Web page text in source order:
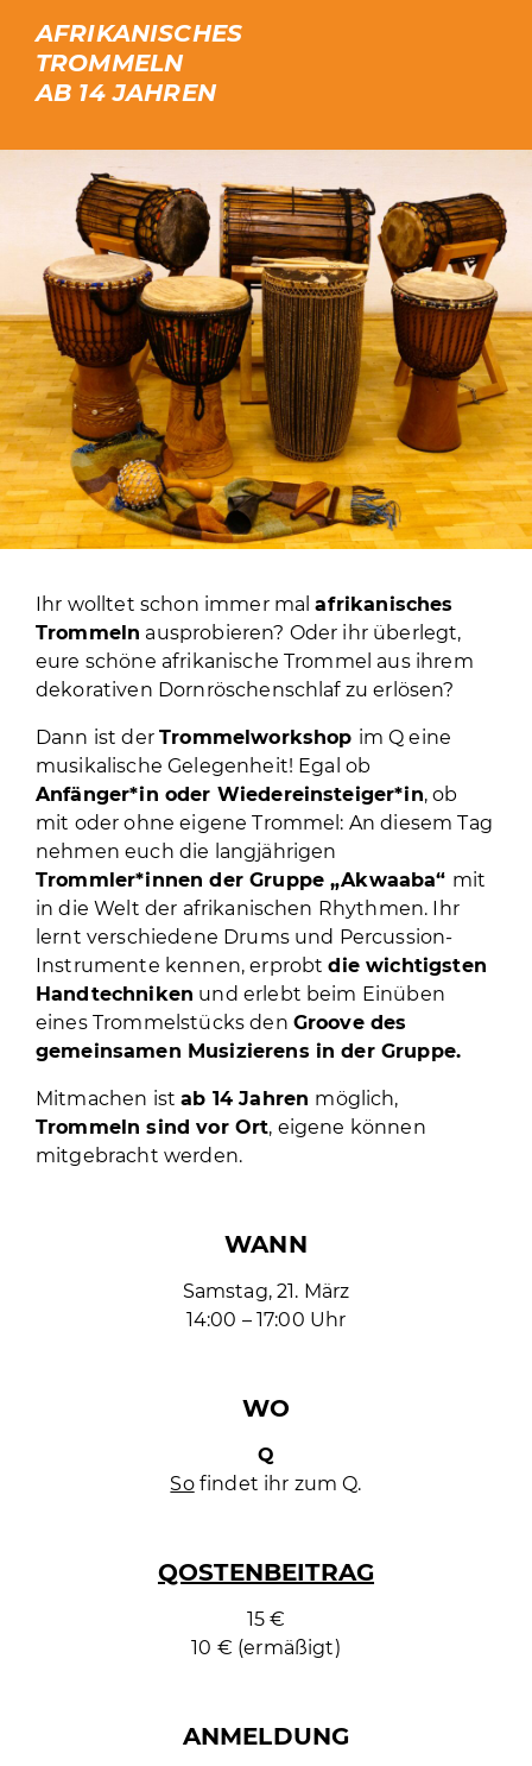
QULTURWERKSTATT E. V.
KONTAKT
WHATSAPP INFO-GRUPPE
SUCHEN
INSTAGRAM
FACEBOOK
AFRIKANISCHES
TROMMELN
AB 14 JAHREN
Ihr wolltet schon immer malafrikanisches
Trommeln ausprobieren? Oder ihr überlegt,
eure schöne afrikanische Trommel aus ihrem
dekorativen Dornröschenschlaf zu erlösen?
Dann ist derTrommelworkshop im Q eine
musikalische Gelegenheit! Egal ob
Anfänger*in oder Wiedereinsteiger*in, ob
mit oder ohne eigene Trommel: An diesem Tag
nehmen euch die langjährigen
Trommler*innen der Gruppe „Akwaaba“ mit
in die Welt der afrikanischen Rhythmen. Ihr
lernt verschiedene Drums und Percussion-
Instrumente kennen, erprobtdie wichtigsten
Handtechniken und erlebt beim Einüben
eines Trommelstücks den Groove des
gemeinsamen Musizierens in der Gruppe.
Mitmachen istab 14 Jahren möglich,
Trommeln sind vor Ort, eigene können
mitgebracht werden.
WANN
Samstag, 21. März
14:00 – 17:00 Uhr
WO
Q
Sofindet ihr zum Q.
QOSTENBEITRAG
15 €
10 € (ermäßigt)
ANMELDUNG